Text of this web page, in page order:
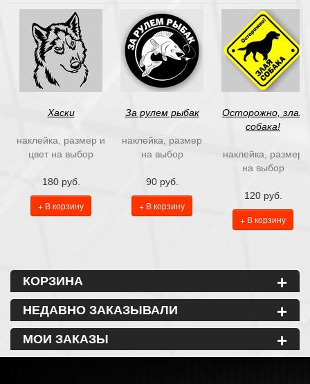
Хаски
наклейка, размер и
цвет на выбор
180 руб.
+ В корзину
За рулем рыбак
наклейка, размер
на выбор
90 руб.
+ В корзину
Осторожно, злая
собака!
наклейка, размер
на выбор
120 руб.
+ В корзину
КОРЗИНА +
НЕДАВНО ЗАКАЗЫВАЛИ +
МОИ ЗАКАЗЫ +